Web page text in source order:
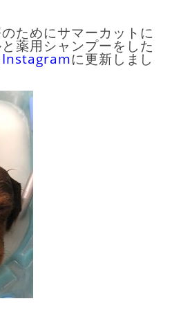
ためにサマーカットに
薬用シャンプーをした
Instagramに更新しまし